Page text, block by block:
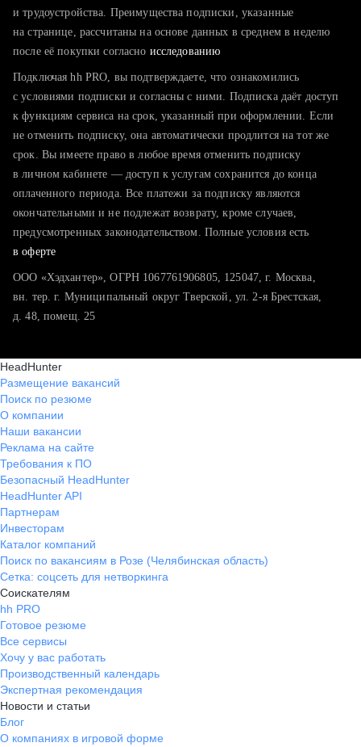
тратите много времени на поиск и вручную поднимаете
хотите сравнить себя с конкурентами и оценить шансы
и трудоустройства. Преимущества подписки, указанные
на странице, рассчитаны на основе данных в среднем в неделю
после её покупки согласно исследованию
Подключая hh PRO, вы подтверждаете, что ознакомились
с условиями подписки и согласны с ними. Подписка даёт доступ
к функциям сервиса на срок, указанный при оформлении. Если
не отменить подписку, она автоматически продлится на тот же
срок. Вы имеете право в любое время отменить подписку
в личном кабинете — доступ к услугам сохранится до конца
оплаченного периода. Все платежи за подписку являются
окончательными и не подлежат возврату, кроме случаев,
предусмотренных законодательством. Полные условия есть
в оферте
ООО «Хэдхантер», ОГРН 1067761906805, 125047, г. Москва,
вн. тер. г. Муниципальный округ Тверской, ул. 2-я Брестская,
д. 48, помещ. 25
HeadHunter
Размещение вакансий
Поиск по резюме
О компании
Наши вакансии
Реклама на сайте
Требования к ПО
Безопасный HeadHunter
HeadHunter API
Партнерам
Инвесторам
Каталог компаний
Поиск по вакансиям в Розе (Челябинская область)
Сетка: соцсеть для нетворкинга
Соискателям
hh PRO
Готовое резюме
Все сервисы
Хочу у вас работать
Производственный календарь
Экспертная рекомендация
Новости и статьи
Блог
О компаниях в игровой форме